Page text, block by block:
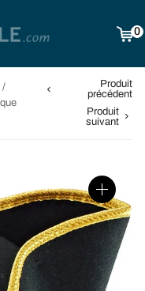
0
/
Produit
précédent
Produit
suivant